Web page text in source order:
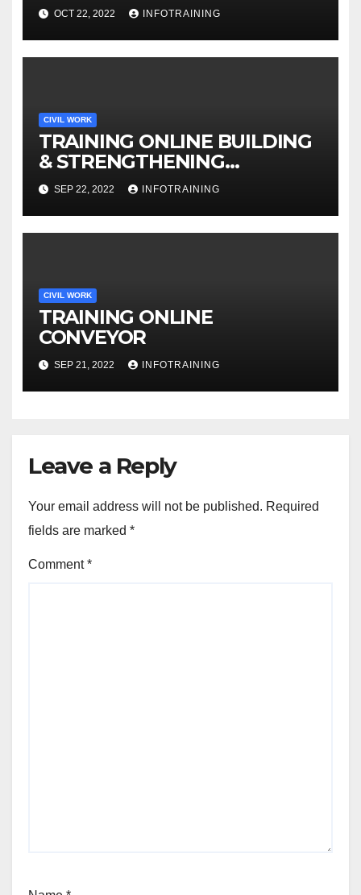
OCT 22, 2022 INFOTRAINING
CIVIL WORK
TRAINING ONLINE BUILDING
& STRENGTHENING
NEGOTIATING LEVERAGE
SEP 22, 2022 INFOTRAINING
CIVIL WORK
TRAINING ONLINE
CONVEYOR
SEP 21, 2022 INFOTRAINING
Leave a Reply
Your email address will not be published. Required
fields are marked *
Comment*